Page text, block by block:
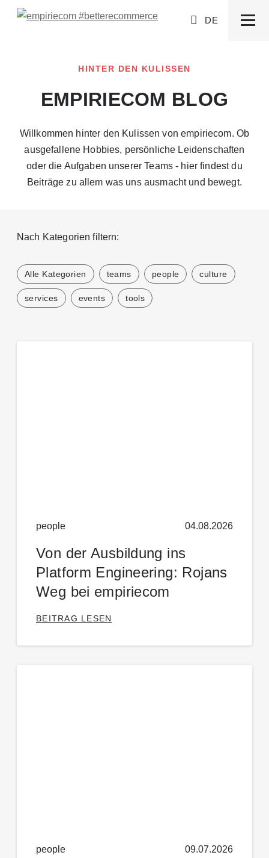
DE
HINTER DEN KULISSEN
EMPIRIECOM BLOG
Willkommen hinter den Kulissen von empiriecom. Ob
ausgefallene Hobbies, persönliche Leidenschaften
oder die Aufgaben unserer Teams - hier findest du
Beiträge zu allem was uns ausmacht und bewegt.
Nach Kategorien filtern:
Alle Kategorien teams people culture
services events tools
people 04.08.2026
Von der Ausbildung ins
Platform Engineering: Rojans
Weg bei empiriecom
BEITRAG LESEN
people 09.07.2026